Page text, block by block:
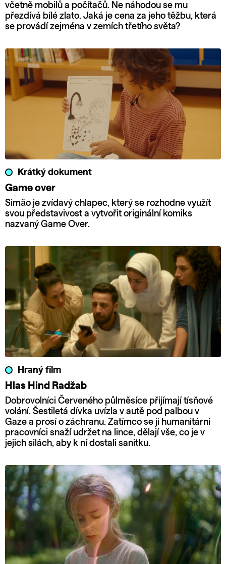
včetně mobilů a počítačů. Ne náhodou se mu
přezdívá bílé zlato. Jaká je cena za jeho těžbu, která
se provádí zejména v zemích třetího světa?
Krátký dokument
Game over
Simão je zvídavý chlapec, který se rozhodne využít
svou představivost a vytvořit originální komiks
nazvaný Game Over.
Hraný film
Hlas Hind Radžab
Dobrovolníci Červeného půlměsíce přijímají tísňové
volání. Šestiletá dívka uvízla v autě pod palbou v
Gaze a prosí o záchranu. Zatímco se ji humanitární
pracovníci snaží udržet na lince, dělají vše, co je v
jejich silách, aby k ní dostali sanitku.